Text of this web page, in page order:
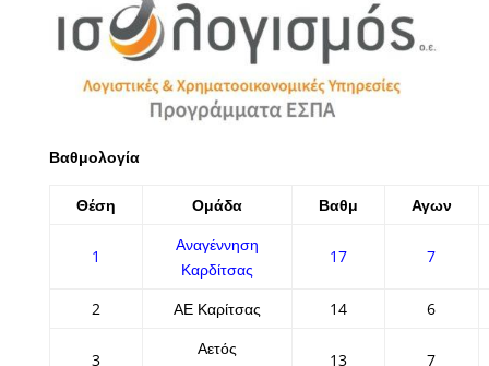
Βαθμολογία
Θέση Ομάδα Βαθμ Αγων
1
Αναγέννηση
Καρδίτσας
17 7
2 ΑΕ Καρίτσας 14 6
3
Αετός
13 7